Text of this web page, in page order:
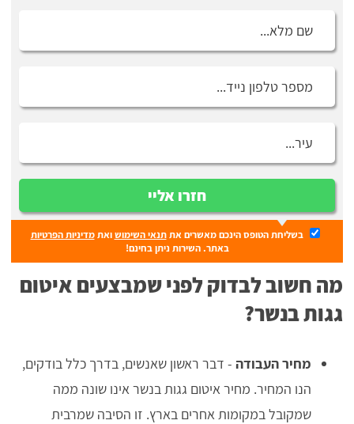
חזרו אליי
בשליחת הטופס הינכם מאשרים אתתנאי השימושואתמדיניות הפרטיות
באתר. השירות ניתן בחינם!
מה חשוב לבדוק לפני שמבצעים איטום
גגות בנשר?
מחיר העבודה - דבר ראשון שאנשים, בדרך כלל בודקים,
הנו המחיר. מחיר איטום גגות בנשר אינו שונה ממה
שמקובל במקומות אחרים בארץ. זו הסיבה שמרבית